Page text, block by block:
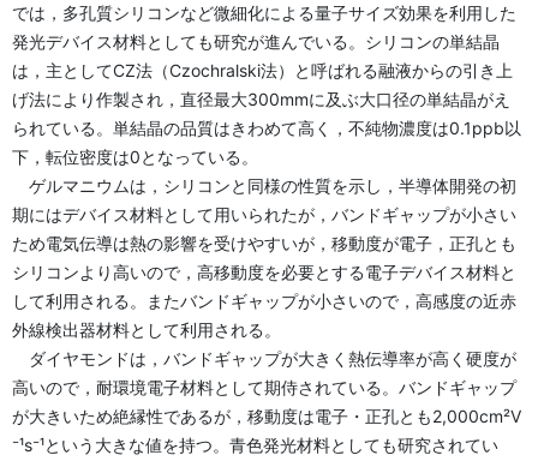
では，多孔質シリコンなど微細化による量子サイズ効果を利用した
発光デバイス材料としても研究が進んでいる。シリコンの単結晶
は，主としてCZ法（Czochralski法）と呼ばれる融液からの引き上
げ法により作製され，直径最大300mmに及ぶ大口径の単結晶がえ
られている。単結晶の品質はきわめて高く，不純物濃度は0.1ppb以
下，転位密度は0となっている。
ゲルマニウムは，シリコンと同様の性質を示し，半導体開発の初
期にはデバイス材料として用いられたが，バンドギャップが小さい
ため電気伝導は熱の影響を受けやすいが，移動度が電子，正孔とも
シリコンより高いので，高移動度を必要とする電子デバイス材料と
して利用される。またバンドギャップが小さいので，高感度の近赤
外線検出器材料として利用される。
ダイヤモンドは，バンドギャップが大きく熱伝導率が高く硬度が
高いので，耐環境電子材料として期侍されている。バンドギャップ
が大きいため絶縁性であるが，移動度は電子・正孔とも2,000cm²V
⁻¹s⁻¹という大きな値を持つ。青色発光材料としても研究されてい